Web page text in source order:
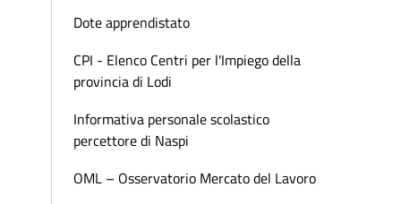
Dote apprendistato
CPI - Elenco Centri per l'Impiego della
provincia di Lodi
Informativa personale scolastico
percettore di Naspi
OML – Osservatorio Mercato del Lavoro